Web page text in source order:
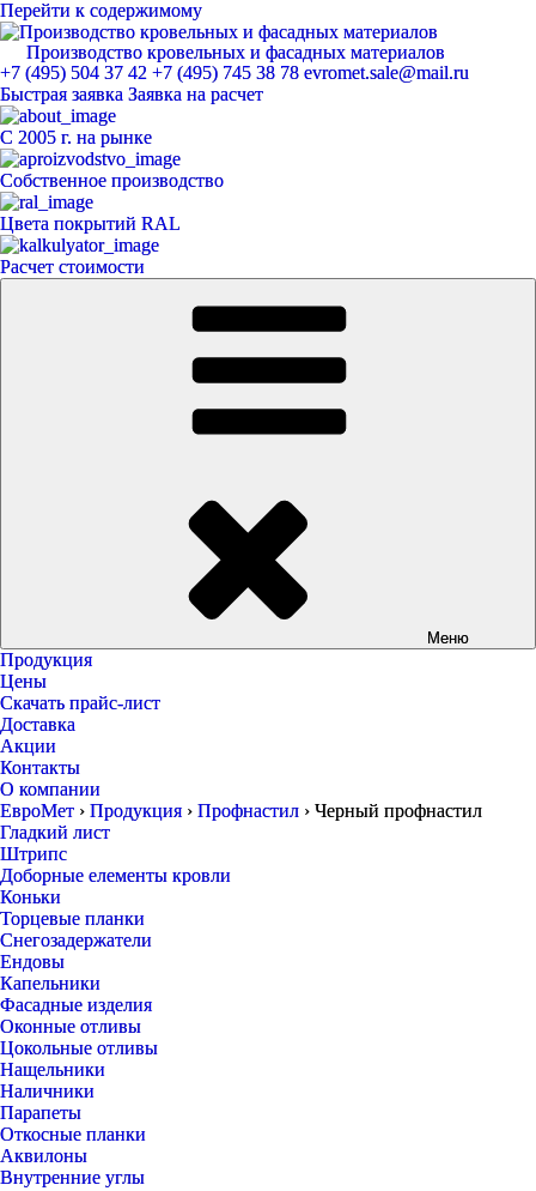
Перейти к содержимому
Производство кровельных и фасадных материалов
ЕвроМет
+7 (495) 504 37 42 +7 (495) 745 38 78 evromet.sale@mail.ru
Быстрая заявка Заявка на расчет
С 2005 г. на рынке
Собственное производство
Цвета покрытий RAL
Расчет стоимости
Меню
Продукция
Цены
Скачать прайс-лист
Доставка
Акции
Контакты
О компании
ЕвроМет › Продукция › Профнастил › Черный профнастил
Гладкий лист
Штрипс
Доборные елементы кровли
Коньки
Торцевые планки
Снегозадержатели
Ендовы
Капельники
Фасадные изделия
Оконные отливы
Цокольные отливы
Нащельники
Наличники
Парапеты
Откосные планки
Аквилоны
Внутренние углы